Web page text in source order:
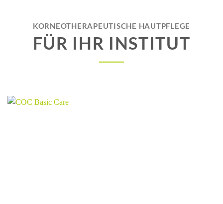
KORNEOTHERAPEUTISCHE HAUTPFLEGE
FÜR IHR INSTITUT